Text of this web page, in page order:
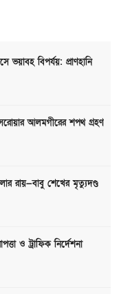
ভয়াবহ বিপর্যয়: প্রাণহানি
আলমগীরের শপথ গ্রহণ
রায়—বাবু শেখের মৃত্যুদণ্ড
ও ট্রাফিক নির্দেশনা